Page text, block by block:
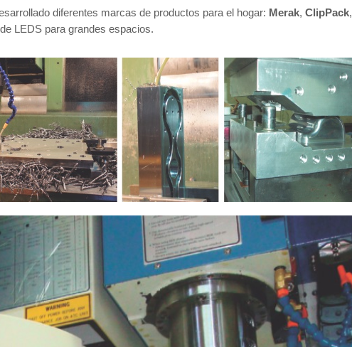
diferentes marcas de productos para el hogar: Merak, ClipPack,
LEDS para grandes espacios.